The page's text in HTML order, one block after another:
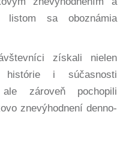
listom sa oboznámia
získali nielen
i súčasnosti
zároveň pochopili
znevýhodnení denno-